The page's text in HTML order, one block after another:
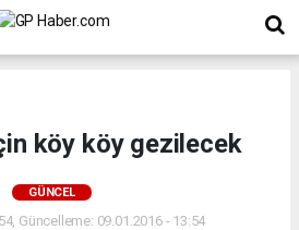
köy köy gezilecek
GÜNCEL
Güncelleme: 09.01.2016 - 13:54